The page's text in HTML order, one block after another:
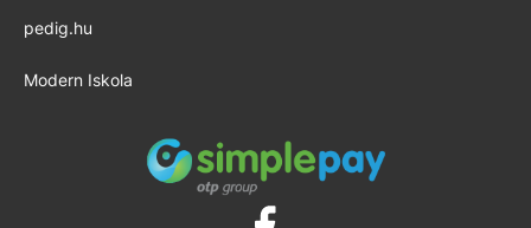
pedig.hu
Modern Iskola